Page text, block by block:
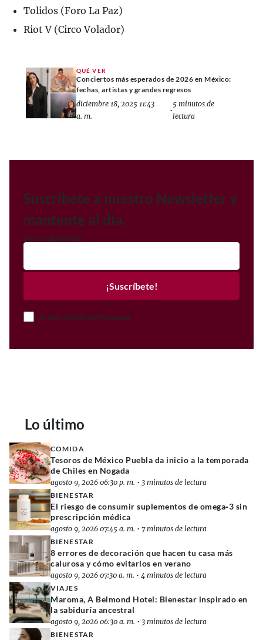
Tolidos (Foro La Paz)
Riot V (Circo Volador)
QUÉ VER
Conciertos más esperados de 2026 en México:
fechas, artistas y grandes regresos
diciembre 18, 2025 11:43
a. m.
•
5 minutos de
lectura
Suscríbete a nuestro Newsletter y
mantente al día.
Correo electrónico
¡Suscríbete!
Acepto el Aviso de Privacidad
Lo último
COMIDA
Tesoros de México Puebla da inicio a la temporada
de Chiles en Nogada
agosto 9, 2026 06:30 p. m. • 3 minutos de lectura
BIENESTAR
El riesgo de consumir suplementos de omega‑3 sin
prescripción médica
agosto 9, 2026 07:45 a. m. • 7 minutos de lectura
BIENESTAR
8 errores de decoración que hacen tu casa más
calurosa y cómo evitarlos en verano
agosto 9, 2026 07:30 a. m. • 4 minutos de lectura
VIAJES
Maroma, A Belmond Hotel: Bienestar inspirado en
la sabiduría ancestral
agosto 9, 2026 06:30 a. m. • 3 minutos de lectura
BIENESTAR